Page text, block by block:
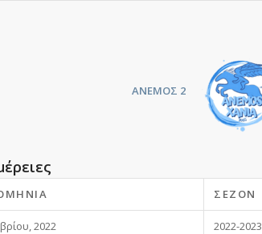
ΑΝΕΜΟΣ 2
ΣΕΖΌΝ
2022 2022-2023